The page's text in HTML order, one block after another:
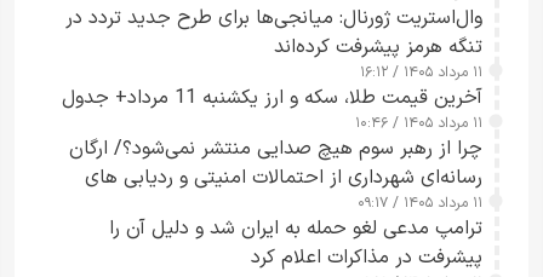
وال‌استریت ژورنال: میانجی‌ها برای طرح جدید تردد در
تنگه هرمز پیشرفت کرده‌اند
۱۱ مرداد ۱۴۰۵ / ۱۶:۱۲
آخرین قیمت طلا، سکه و ارز یکشنبه 11 مرداد+ جدول
۱۱ مرداد ۱۴۰۵ / ۱۰:۴۶
چرا از رهبر سوم هیچ صدایی منتشر نمی‌شود؟/ ارگان
رسانه‌ای شهرداری از احتمالات امنیتی و ردیابی های
جاسوسی گفت
۱۱ مرداد ۱۴۰۵ / ۰۹:۱۷
ترامپ مدعی لغو حمله به ایران شد و دلیل آن را
پیشرفت در مذاکرات اعلام کرد